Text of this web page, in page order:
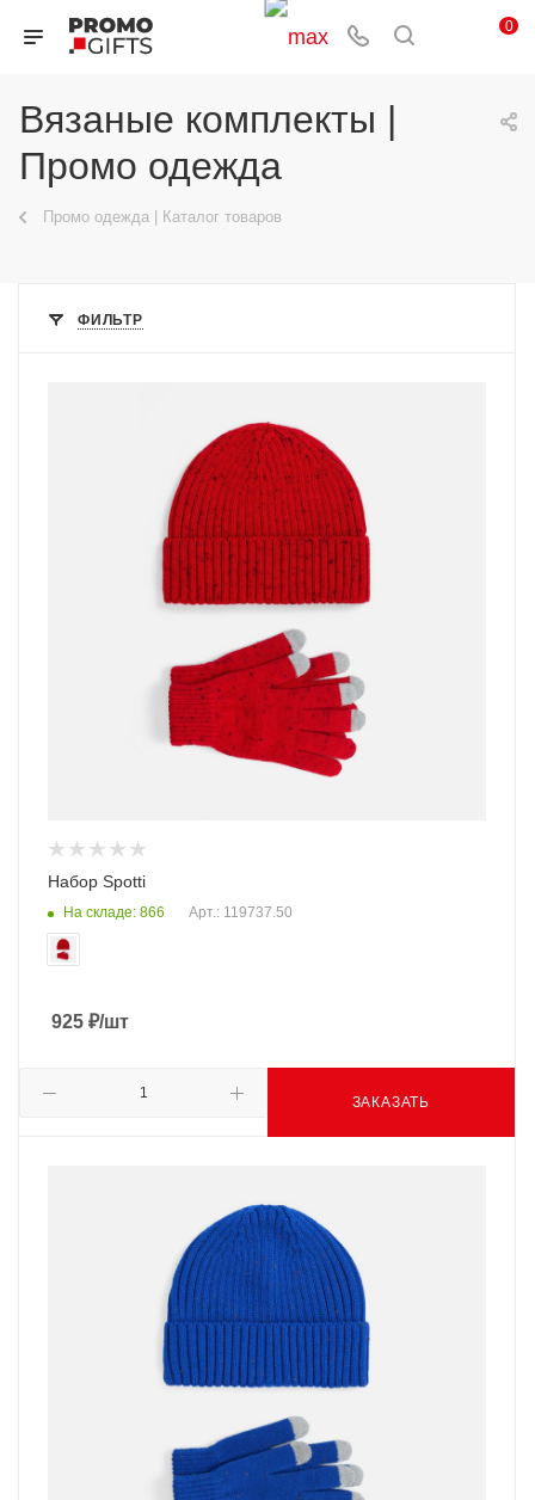
0
Вязаные комплекты |
Промо одежда
Промо одежда | Каталог товаров
ФИЛЬТР
Набор Spotti
На складе: 866 Арт.: 119737.50
925 ₽/шт
ЗАКАЗАТЬ